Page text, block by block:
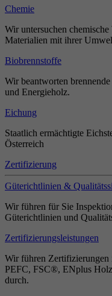
Chemie
Wir untersuchen
Materialien mit ihrer
Biobrennstoffe
Wir beantworten
und Energieholz.
Eichung
Staatlich ermächtigte
Österreich
Zertifizierung
Güterichtlinien &
Wir führen für Sie
Güterichtlinien und
Zertifizierungsleistungen
Wir führen Zertifizierungen
PEFC, FSC®, ENplus
durch.